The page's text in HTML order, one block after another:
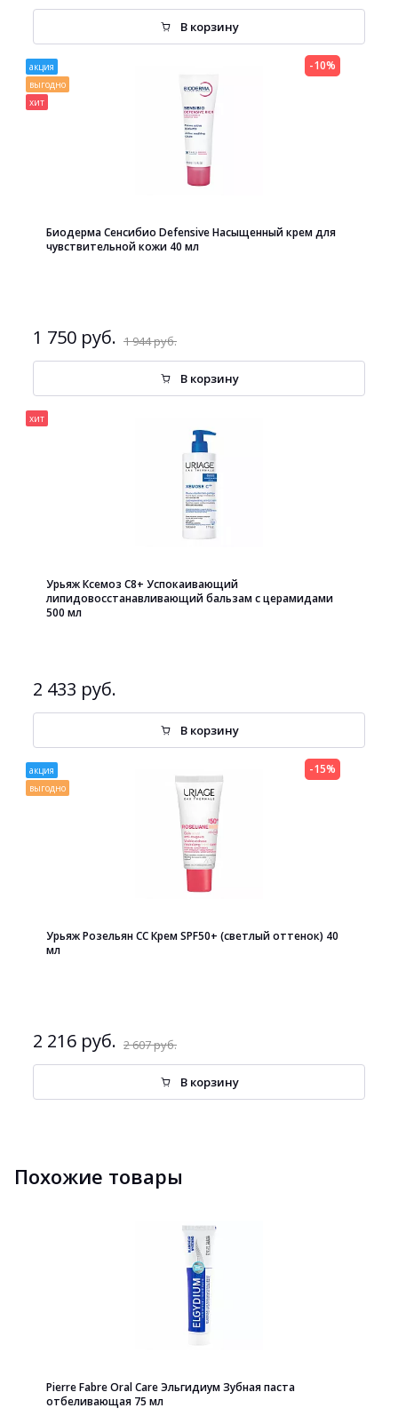
В корзину
акция
выгодно
хит
Биодерма Сенсибио Defensive Насыщенный крем для
чувствительной кожи 40 мл
1 750 руб. 1 944 руб.
-10%
В корзину
хит
Урьяж Ксемоз С8+ Успокаивающий
липидовосстанавливающий бальзам с церамидами
500 мл
2 433 руб.
В корзину
акция
выгодно
Урьяж Розельян СС Крем SPF50+ (светлый оттенок) 40
мл
2 216 руб. 2 607 руб.
-15%
В корзину
Похожие товары
Pierre Fabre Oral Care Эльгидиум Зубная паста
отбеливающая 75 мл